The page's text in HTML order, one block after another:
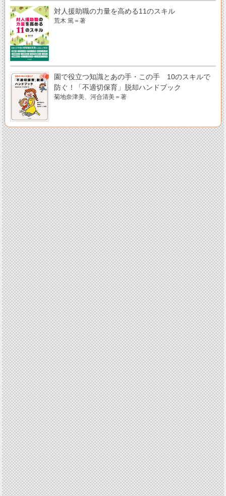
対人援助職の力量を高める11のスキル
荒木 篤＝著
園で役立つ知識とあの手・この手 10のスキルで
防ぐ！「不適切保育」脱却ハンドブック
菊地奈津美、河合清美＝著